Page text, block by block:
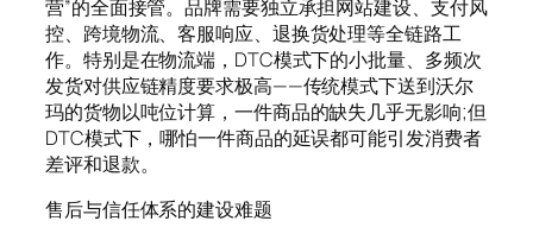
营”的全面接管。品牌需要独立承担网站建设、支付风
控、跨境物流、客服响应、退换货处理等全链路工
作。特别是在物流端，DTC模式下的小批量、多频次
发货对供应链精度要求极高——传统模式下送到沃尔
玛的货物以吨位计算，一件商品的缺失几乎无影响;但
DTC模式下，哪怕一件商品的延误都可能引发消费者
差评和退款。
售后与信任体系的建设难题